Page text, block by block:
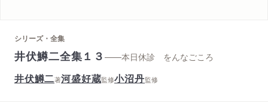
シリーズ・全集
井伏鱒二全集１３——本日休診 をんなごころ
井伏鱒二著河盛好蔵監修小沼丹監修